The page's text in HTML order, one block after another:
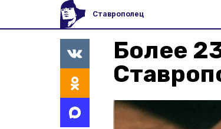
Ставрополец
Более